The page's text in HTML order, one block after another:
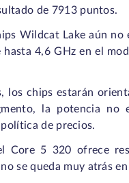
de 7913 puntos.
Wildcat Lake aún
4,6 GHz en el
los chips estarán
la potencia
de precios.
Core 5 320 ofrece
se queda muy atrás